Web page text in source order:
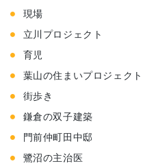
現場
立川プロジェクト
育児
葉山の住まいプロジェクト
街歩き
鎌倉の双子建築
門前仲町田中邸
鷺沼の主治医